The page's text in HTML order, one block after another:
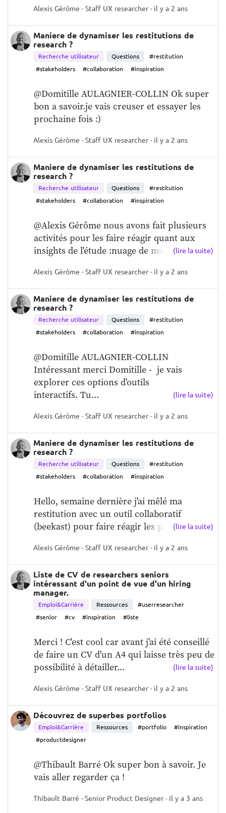
DONC SI TU N’ES PAS SOCIALISÉ AU SENS
DES LOUPS.
Alexis Gérôme · Staff UX researcher · il y a 2 ans
Maniere de dynamiser les restitutions de
research ?
Recherche utilisateur Questions
#restitution
#stakeholders
#collaboration #inspiration
@Domitille AULAGNIER-COLLIN Ok super
bon a savoir.je vais creuser et essayer les
prochaine fois :)
Alexis Gérôme · Staff UX researcher · il y a 2 ans
Maniere de dynamiser les restitutions de
research ?
Recherche utilisateur Questions
#restitution
#stakeholders
#collaboration #inspiration
@Alexis Gérôme nous avons fait plusieurs
activités pour les faire réagir quant aux
insights de l'étude :nuage de mots...(lire la suite)
Alexis Gérôme · Staff UX researcher · il y a 2 ans
Maniere de dynamiser les restitutions de
research ?
Recherche utilisateur Questions
#restitution
#stakeholders
#collaboration #inspiration
@Domitille AULAGNIER-COLLIN
Intéressant merci Domitille -  je vais
explorer ces options d'outils
interactifs. Tu...
(lire la suite)
Alexis Gérôme · Staff UX researcher · il y a 2 ans
Maniere de dynamiser les restitutions de
research ?
Recherche utilisateur Questions
#restitution
#stakeholders
#collaboration #inspiration
Hello, semaine dernière j'ai mêlé ma
restitution avec un outil collaboratif
(beekast) pour faire réagir les participa...
(lire la suite)
Alexis Gérôme · Staff UX researcher · il y a 2 ans
Liste de CV de researchers seniors
intéressant d'un point de vue d'un hiring
manager.
Emploi&Carrière Ressources
#userresearcher
#senior
#cv #inspiration #liste
Merci ! C'est cool car avant j'ai été conseillé
de faire un CV d'un A4 qui laisse très peu de
possibilité à détailler...
(lire la suite)
Alexis Gérôme · Staff UX researcher · il y a 2 ans
Découvrez de superbes portfolios
Emploi&Carrière Ressources #portfolio
#inspiration
#productdesigner
@Thibault Barré Ok super bon à savoir. Je
vais aller regarder ça !
Thibault Barré · Senior Product Designer · il y a 3 ans